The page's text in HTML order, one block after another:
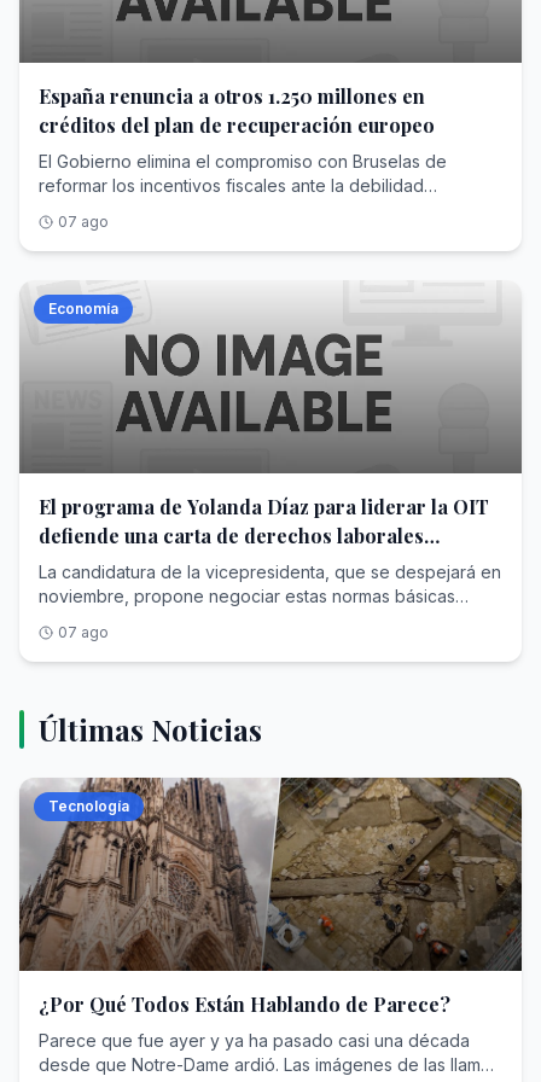
de una especie de programa estratégico, que consta de
principales... <a
href="https://www.abc.es/economia/yolanda-diaz-
formaliza-candidatura-dirigir-oit-propone-
20260807195444-nt.html">Ver Más</a>
España renuncia a otros 1.250 millones en
créditos del plan de recuperación europeo
El Gobierno elimina el compromiso con Bruselas de
reformar los incentivos fiscales ante la debilidad
07 ago
Economía
El programa de Yolanda Díaz para liderar la OIT
defiende una carta de derechos laborales
mínimos para todos los países
La candidatura de la vicepresidenta, que se despejará en
noviembre, propone negociar estas normas básicas
y trabajadores
07 ago
Últimas Noticias
Tecnología
¿Por Qué Todos Están Hablando de Parece?
Parece que fue ayer y ya ha pasado casi una década
desde que Notre-Dame ardió. Las imágenes de las llamas